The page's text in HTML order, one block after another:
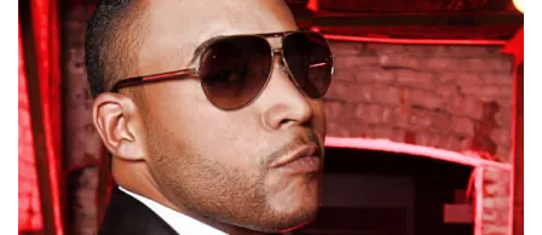
247laatste 30 minuten
BESTEL NU